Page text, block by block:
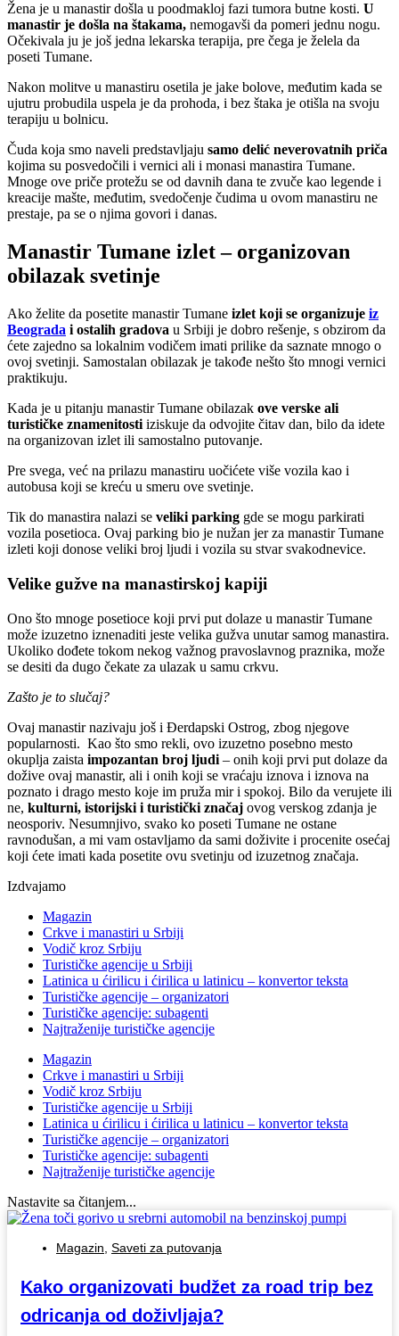
Žena je u manastir došla u poodmakloj fazi tumora butne kosti. U
manastir je došla na štakama, nemogavši da pomeri jednu nogu.
Očekivala ju je još jedna lekarska terapija, pre čega je želela da
poseti Tumane.
Nakon molitve u manastiru osetila je jake bolove, međutim kada se
ujutru probudila uspela je da prohoda, i bez štaka je otišla na svoju
terapiju u bolnicu.
Čuda koja smo naveli predstavljaju samo delić neverovatnih priča
kojima su posvedočili i vernici ali i monasi manastira Tumane.
Mnoge ove priče protežu se od davnih dana te zvuče kao legende i
kreacije mašte, međutim, svedočenje čudima u ovom manastiru ne
prestaje, pa se o njima govori i danas.
Manastir Tumane izlet – organizovan
obilazak svetinje
Ako želite da posetite manastir Tumane izlet koji se organizuje iz
Beograda i ostalih gradova u Srbiji je dobro rešenje, s obzirom da
ćete zajedno sa lokalnim vodičem imati prilike da saznate mnogo o
ovoj svetinji. Samostalan obilazak je takođe nešto što mnogi vernici
praktikuju.
Kada je u pitanju manastir Tumane obilazak ove verske ali
turističke znamenitosti iziskuje da odvojite čitav dan, bilo da idete
na organizovan izlet ili samostalno putovanje.
Pre svega, već na prilazu manastiru uočićete više vozila kao i
autobusa koji se kreću u smeru ove svetinje.
Tik do manastira nalazi se veliki parking gde se mogu parkirati
vozila posetioca. Ovaj parking bio je nužan jer za manastir Tumane
izleti koji donose veliki broj ljudi i vozila su stvar svakodnevice.
Velike gužve na manastirskoj kapiji
Ono što mnoge posetioce koji prvi put dolaze u manastir Tumane
može izuzetno iznenaditi jeste velika gužva unutar samog manastira.
Ukoliko dođete tokom nekog važnog pravoslavnog praznika, može
se desiti da dugo čekate za ulazak u samu crkvu.
Zašto je to slučaj?
Ovaj manastir nazivaju još i Đerdapski Ostrog, zbog njegove
popularnosti. Kao što smo rekli, ovo izuzetno posebno mesto
okuplja zaista impozantan broj ljudi – onih koji prvi put dolaze da
dožive ovaj manastir, ali i onih koji se vraćaju iznova i iznova na
poznato i drago mesto koje im pruža mir i spokoj. Bilo da verujete ili
ne, kulturni, istorijski i turistički značaj ovog verskog zdanja je
neosporiv. Nesumnjivo, svako ko poseti Tumane ne ostane
ravnodušan, a mi vam ostavljamo da sami doživite i procenite osećaj
koji ćete imati kada posetite ovu svetinju od izuzetnog značaja.
Izdvajamo
Magazin
Crkve i manastiri u Srbiji
Vodič kroz Srbiju
Turističke agencije u Srbiji
Latinica u ćirilicu i ćirilica u latinicu – konvertor teksta
Turističke agencije – organizatori
Turističke agencije: subagenti
Najtraženije turističke agencije
Magazin
Crkve i manastiri u Srbiji
Vodič kroz Srbiju
Turističke agencije u Srbiji
Latinica u ćirilicu i ćirilica u latinicu – konvertor teksta
Turističke agencije – organizatori
Turističke agencije: subagenti
Najtraženije turističke agencije
Nastavite sa čitanjem...
Magazin Saveti za putovanja
Kako organizovati budžet za road trip bez
odricanja od doživljaja?